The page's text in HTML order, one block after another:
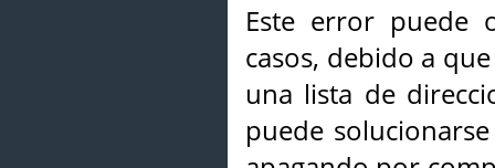
Este error puede
casos, debido a
una lista de
puede